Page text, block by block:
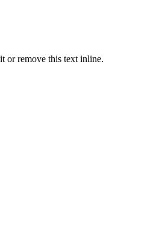
or remove this text inline.